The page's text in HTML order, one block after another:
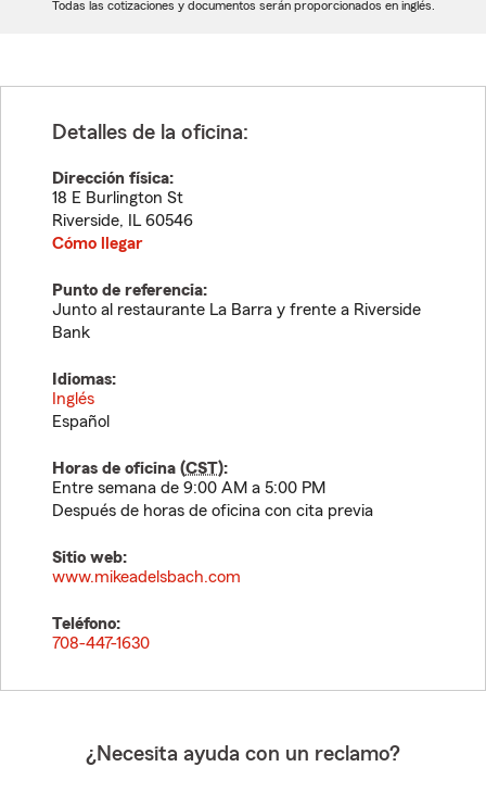
Todas las cotizaciones y documentos serán proporcionados en inglés.
Detalles de la oficina:
Dirección física:
18 E Burlington St
Riverside, IL 60546
Cómo llegar
Punto de referencia:
Junto al restaurante La Barra y frente a Riverside
Bank
Idiomas:
Inglés
Español
Horas de oficina (CST):
Entre semana de 9:00 AM a 5:00 PM
Después de horas de oficina con cita previa
Sitio web:
www.mikeadelsbach.com
Teléfono:
708-447-1630
¿Necesita ayuda con un reclamo?